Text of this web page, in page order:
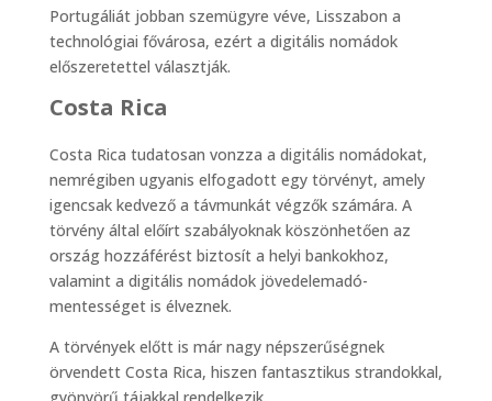
Portugáliát jobban szemügyre véve, Lisszabon a
technológiai fővárosa, ezért a digitális nomádok
előszeretettel választják.
Costa Rica
Costa Rica tudatosan vonzza a digitális nomádokat,
nemrégiben ugyanis elfogadott egy törvényt, amely
igencsak kedvező a távmunkát végzők számára. A
törvény által előírt szabályoknak köszönhetően az
ország hozzáférést biztosít a helyi bankokhoz,
valamint a digitális nomádok jövedelemadó-
mentességet is élveznek.
A törvények előtt is már nagy népszerűségnek
örvendett Costa Rica, hiszen fantasztikus strandokkal,